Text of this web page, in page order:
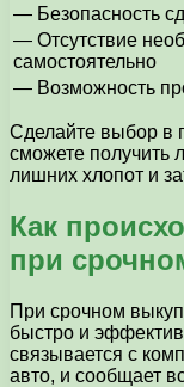
— Безопасность
— Отсутствие
самостоятельно
— Возможность
Сделайте выбор в
сможете получить
лишних хлопот и
Как
при
При срочном
быстро и
связывается с
авто, и сообщает